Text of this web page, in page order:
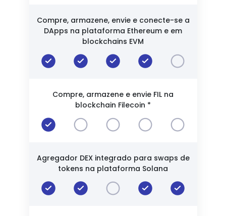
Compre, armazene, envie e conecte-se a
DApps na plataforma Ethereum e em
blockchains EVM
Compre, armazene e envie FIL na
blockchain Filecoin *
Agregador DEX integrado para swaps de
tokens na plataforma Solana